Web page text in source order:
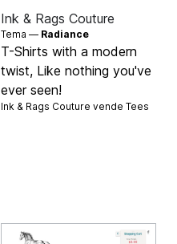
Ink & Rags Couture
Tema — Radiance
T-Shirts with a modern
twist, Like nothing you've
ever seen!
Ink & Rags Couture vende Tees